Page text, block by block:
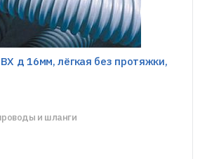
д 16мм, лёгкая без протяжки,
и шланги